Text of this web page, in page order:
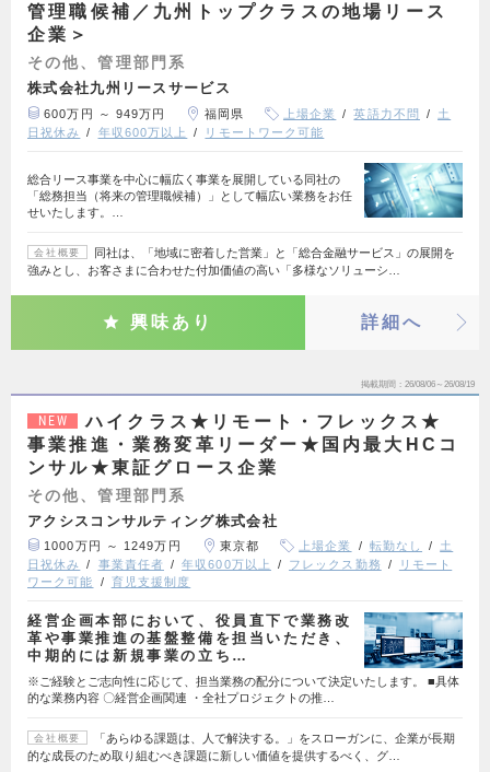
管理職候補／九州トップクラスの地場リース
企業＞
その他、管理部門系
株式会社九州リースサービス
600万円 ～ 949万円 福岡県 上場企業 英語力不問
土
日祝休み
年収600万以上 リモートワーク可能
総合リース事業を中心に幅広く事業を展開している同社の
「総務担当（将来の管理職候補）」として幅広い業務をお任
せいたします。…
会社概要
同社は、「地域に密着した営業」と「総合金融サービス」の展開を
強みとし、お客さまに合わせた付加価値の高い「多様なソリューシ…
興味あり 詳細へ
掲載期間 26/08/06～26/08/19
NEW
ハイクラス★リモート・フレックス★
事業推進・業務変革リーダー★国内最大HCコ
ンサル★東証グロース企業
その他、管理部門系
アクシスコンサルティング株式会社
1000万円 ～ 1249万円 東京都 上場企業 転勤なし
土
日祝休み
事業責任者 年収600万以上 フレックス勤務
リモート
ワーク可能
育児支援制度
経営企画本部において、役員直下で業務改
革や事業推進の基盤整備を担当いただき、
中期的には新規事業の立ち…
※ご経験とご志向性に応じて、担当業務の配分について決定いたします。 ■具体
的な業務内容 〇経営企画関連 ・全社プロジェクトの推…
会社概要
「あらゆる課題は、人で解決する。」をスローガンに、企業が長期
的な成長のため取り組むべき課題に新しい価値を提供するべく、グ…